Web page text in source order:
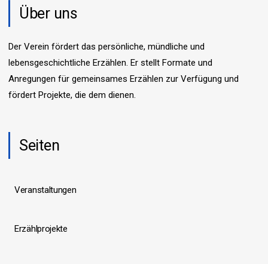
Über uns
Der Verein fördert das persönliche, mündliche und
lebensgeschichtliche Erzählen. Er stellt Formate und
Anregungen für gemeinsames Erzählen zur Verfügung und
fördert Projekte, die dem dienen.
Seiten
Veranstaltungen
Erzählprojekte